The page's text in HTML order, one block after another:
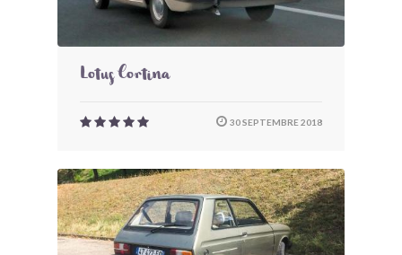
Lotus Cortina
30 SEPTEMBRE 2018